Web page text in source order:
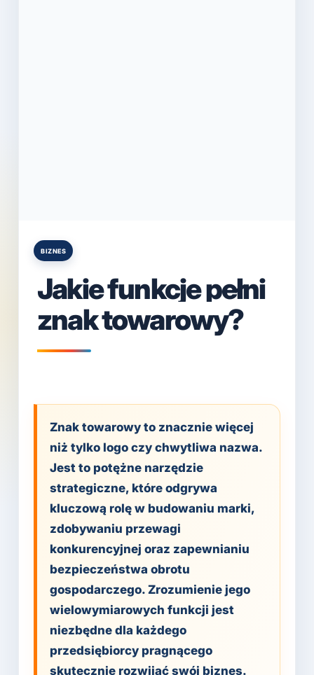
Posted
BIZNES
Jakie funkcje pełni
znak towarowy?
Znak towarowy to znacznie więcej
niż tylko logo czy chwytliwa nazwa.
Jest to potężne narzędzie
strategiczne, które odgrywa
kluczową rolę w budowaniu marki,
zdobywaniu przewagi
konkurencyjnej oraz zapewnianiu
bezpieczeństwa obrotu
gospodarczego. Zrozumienie jego
wielowymiarowych funkcji jest
niezbędne dla każdego
przedsiębiorcy pragnącego
skutecznie rozwijać swój biznes.